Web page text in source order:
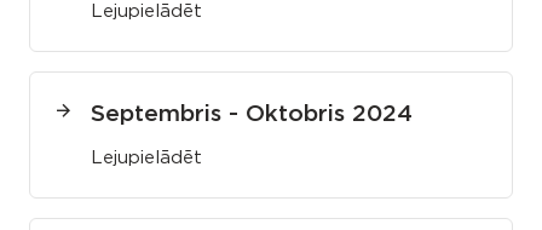
Lejupielādēt
Septembris - Oktobris 2024
Lejupielādēt